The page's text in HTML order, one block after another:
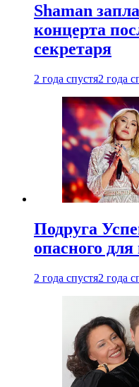
Shaman
концерта
секретаря
2 года спустя2 года
Подруга
опасного
2 года спустя2 года